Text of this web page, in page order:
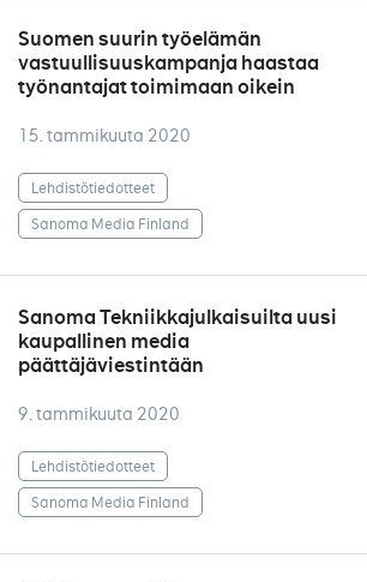
Suomen suurin työelämän
vastuullisuuskampanja haastaa
työnantajat toimimaan oikein
15. tammikuuta 2020
Lehdistötiedotteet
Sanoma Media Finland
Sanoma Tekniikkajulkaisuilta uusi
kaupallinen media
päättäjäviestintään
9. tammikuuta 2020
Lehdistötiedotteet
Sanoma Media Finland